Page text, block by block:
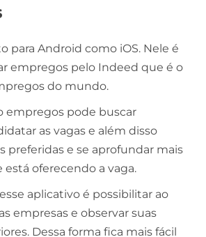
para Android como iOS. Nele é
empregos pelo Indeed que é o
do mundo.
empregos pode buscar
as vagas e além disso
preferidas e se aprofundar mais
está oferecendo a vaga.
aplicativo é possibilitar ao
empresas e observar suas
Dessa forma fica mais fácil